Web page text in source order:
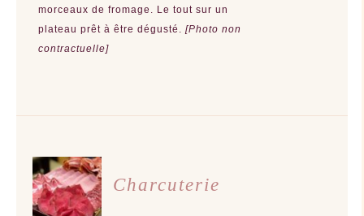
morceaux de fromage. Le tout sur un
plateau prêt à être dégusté.[Photo non
contractuelle]
AJOUTER
AU
PANIER
/
Charcuterie